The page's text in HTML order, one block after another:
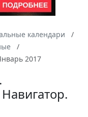
календари
2017